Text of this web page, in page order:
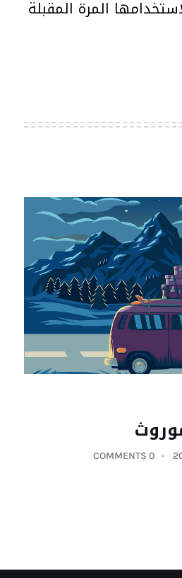
المرة المقبلة
0 COMMENTS